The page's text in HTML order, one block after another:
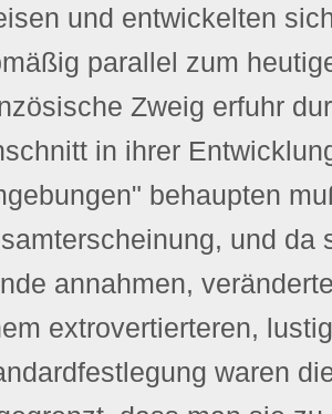
und entwickelten
parallel zum
Zweig erfuhr
in ihrer
behaupten
und da
annahmen,
extrovertierteren,
waren